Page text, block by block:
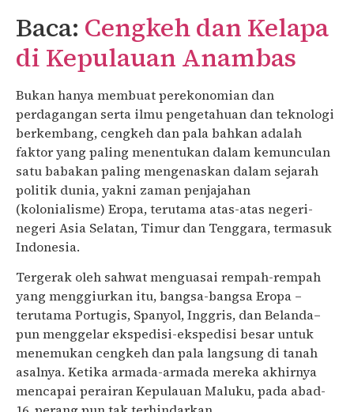
Baca: Cengkeh dan Kelapa
di Kepulauan Anambas
Bukan hanya membuat perekonomian dan
perdagangan serta ilmu pengetahuan dan teknologi
berkembang, cengkeh dan pala bahkan adalah
faktor yang paling menentukan dalam kemunculan
satu babakan paling mengenaskan dalam sejarah
politik dunia, yakni zaman penjajahan
(kolonialisme) Eropa, terutama atas-atas negeri-
negeri Asia Selatan, Timur dan Tenggara, termasuk
Indonesia.
Tergerak oleh sahwat menguasai rempah-rempah
yang menggiurkan itu, bangsa-bangsa Eropa –
terutama Portugis, Spanyol, Inggris, dan Belanda–
pun menggelar ekspedisi-ekspedisi besar untuk
menemukan cengkeh dan pala langsung di tanah
asalnya. Ketika armada-armada mereka akhirnya
mencapai perairan Kepulauan Maluku, pada abad-